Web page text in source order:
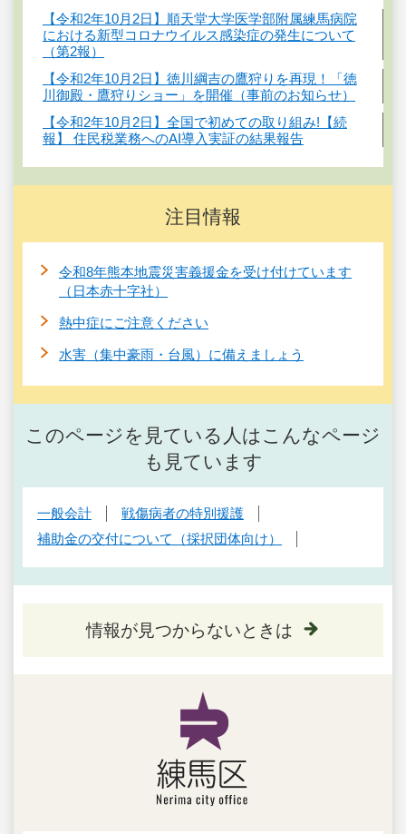
【令和2年10月2日】順天堂大学医学部附属練馬病院
における新型コロナウイルス感染症の発生について
（第2報）
【令和2年10月2日】徳川綱吉の鷹狩りを再現！「徳
川御殿・鷹狩りショー」を開催（事前のお知らせ）
【令和2年10月2日】全国で初めての取り組み!【続
報】 住民税業務へのAI導入実証の結果報告
注目情報
令和8年熊本地震災害義援金を受け付けています
（日本赤十字社）
熱中症にご注意ください
水害（集中豪雨・台風）に備えましょう
このページを見ている人はこんなページ
も見ています
一般会計
戦傷病者の特別援護
補助金の交付について（採択団体向け）
情報が見つからないときは